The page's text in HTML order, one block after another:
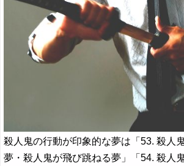
殺人鬼の行動が印象的な夢は「53. 殺人
夢・殺人鬼が飛び跳ねる夢」「54. 殺人